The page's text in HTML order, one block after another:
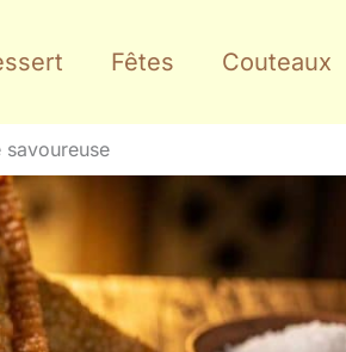
Fêtes Couteaux